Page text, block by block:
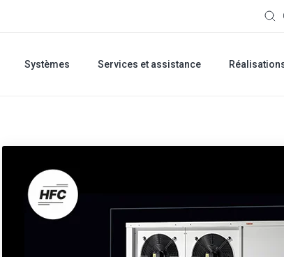
Systèmes Services et assistance